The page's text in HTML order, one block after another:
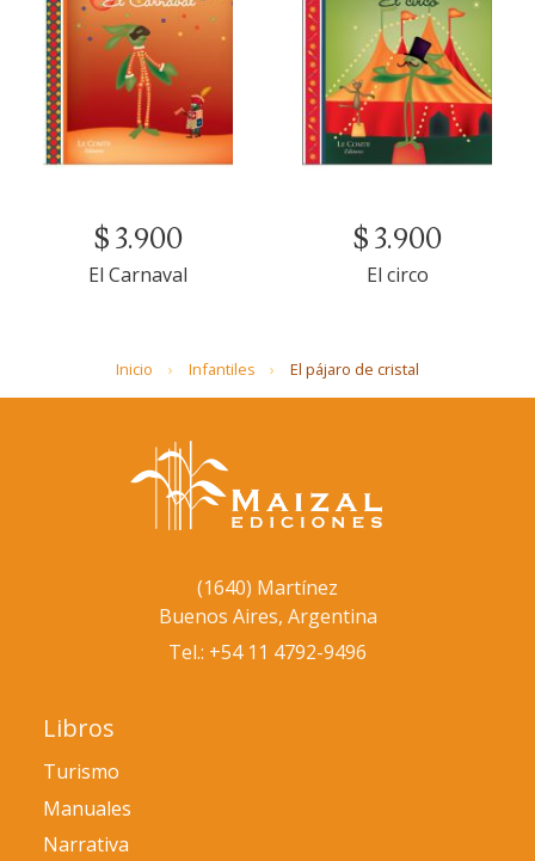
$ 3.900
El Carnaval
$ 3.900
El circo
Inicio Infantiles El pájaro de cristal
(1640) Martínez
Buenos Aires, Argentina
Tel.: +54 11 4792-9496
Libros
Turismo
Manuales
Narrativa